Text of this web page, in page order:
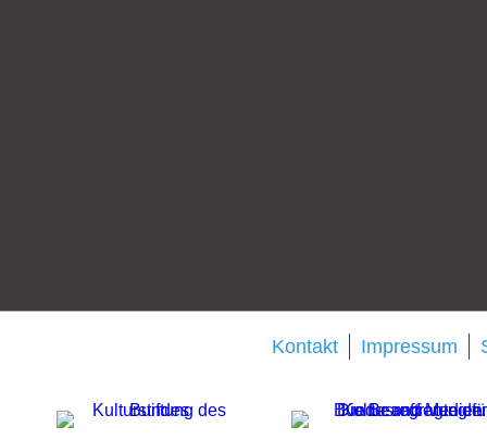
Kontakt Impressum